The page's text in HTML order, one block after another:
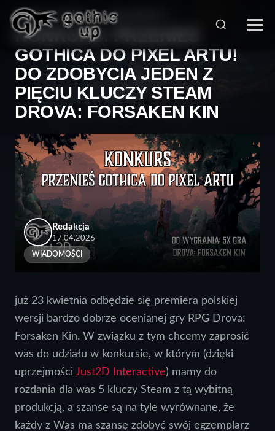
STRONA GŁÓWNA > WIADOMOŚCI
KONKURS: PRZENIEŚ
GOTHICA DO PIXEL ARTU!
DO ZDOBYCIA JEDEN Z
PIĘCIU KLUCZY STEAM
DROVA: FORSAKEN KIN
Redakcja
17.04.2026
WIADOMOŚCI
już 23 kwietnia odbędzie się premiera polskiej
wersji bardzo dobrze ocenianej gry RPG Drova:
Forsaken Kin. W związku z tym chcemy zaprosić
was do udziału w konkursie, w którym (dzięki
uprzejmości Just2D Interactive) mamy do
rozdania dla was 5 kluczy Steam z tą wybitną
produkcją, a szanse są na tyle wyrównane, że
każdy z Was ma szansę zdobyć swój egzemplarz